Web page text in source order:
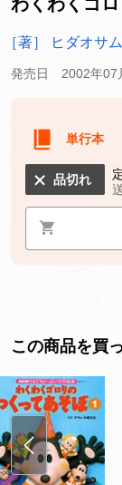
［著］ ヒダオサム
発売日 2002年07
単行本
品切れ
この商品を買